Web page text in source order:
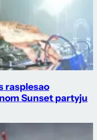
rasplesao
Sunset partyju